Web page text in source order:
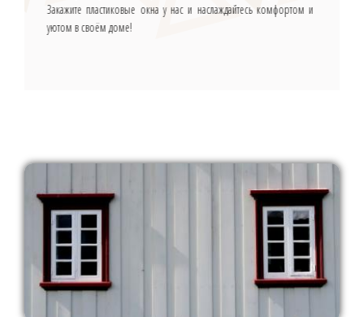
Закажите пластиковые окна у нас и наслаждайтесь комфортом и
уютом в своём доме!